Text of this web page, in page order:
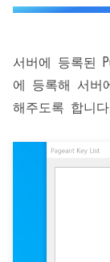
서버에 등록된
에 등록해 서버
해주도록 합니다.